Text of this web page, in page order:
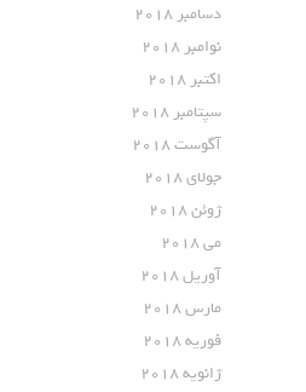
دسامبر 2018
نوامبر 2018
اکتبر 2018
سپتامبر 2018
آگوست 2018
جولای 2018
ژوئن 2018
می 2018
آوریل 2018
مارس 2018
فوریه 2018
ژانویه 2018